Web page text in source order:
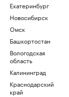
Екатеринбург
Новосибирск
Омск
Башкортостан
Вологодская
область
Калининград
Краснодарский
край